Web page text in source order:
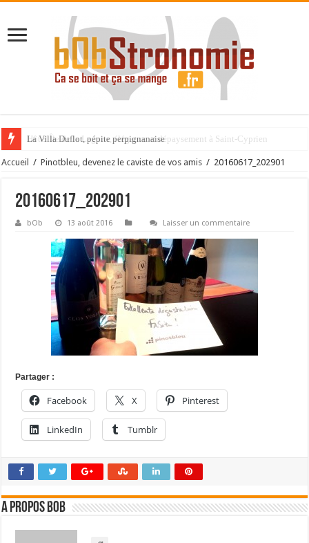
La Villa Duflot, pépite perpignanaise
Accueil / Pinotbleu, devenez le caviste de vos amis / 20160617_202901
20160617_202901
bOb 13 août 2016 Laisser un commentaire
Partager :
Facebook X Pinterest
LinkedIn Tumblr
A propos bOb